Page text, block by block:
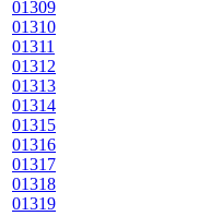
01309
01310
01311
01312
01313
01314
01315
01316
01317
01318
01319